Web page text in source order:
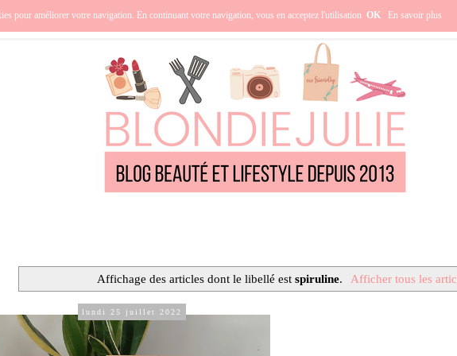
Océanie Lifestyle Cuisine Culture Qui suis-je ?
Affichage des articles dont le libellé est spiruline. Afficher tous les
lundi 25 juillet 2022
pour améliorer votre navigation. En continuant votre navigation, vous en acceptez l'utilisation OK En savoir plus